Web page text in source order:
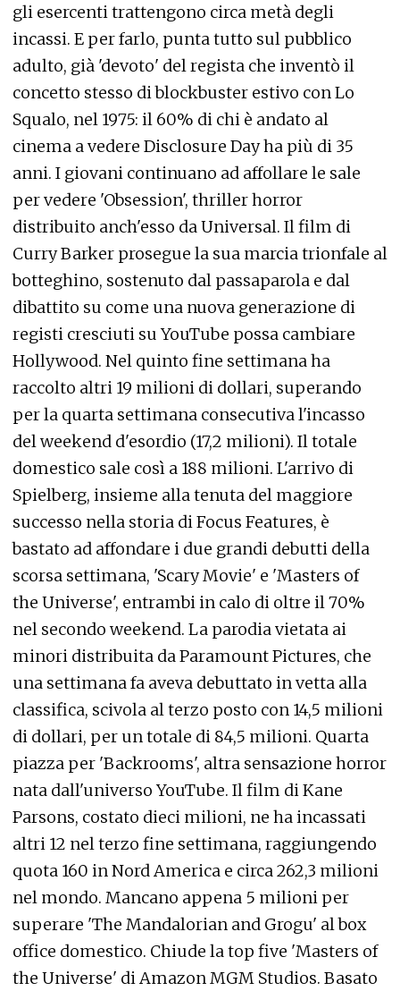
gli esercenti trattengono circa metà degli
incassi. E per farlo, punta tutto sul pubblico
adulto, già 'devoto' del regista che inventò il
concetto stesso di blockbuster estivo con Lo
Squalo, nel 1975: il 60% di chi è andato al
cinema a vedere Disclosure Day ha più di 35
anni. I giovani continuano ad affollare le sale
per vedere 'Obsession', thriller horror
distribuito anch'esso da Universal. Il film di
Curry Barker prosegue la sua marcia trionfale al
botteghino, sostenuto dal passaparola e dal
dibattito su come una nuova generazione di
registi cresciuti su YouTube possa cambiare
Hollywood. Nel quinto fine settimana ha
raccolto altri 19 milioni di dollari, superando
per la quarta settimana consecutiva l'incasso
del weekend d'esordio (17,2 milioni). Il totale
domestico sale così a 188 milioni. L'arrivo di
Spielberg, insieme alla tenuta del maggiore
successo nella storia di Focus Features, è
bastato ad affondare i due grandi debutti della
scorsa settimana, 'Scary Movie' e 'Masters of
the Universe', entrambi in calo di oltre il 70%
nel secondo weekend. La parodia vietata ai
minori distribuita da Paramount Pictures, che
una settimana fa aveva debuttato in vetta alla
classifica, scivola al terzo posto con 14,5 milioni
di dollari, per un totale di 84,5 milioni. Quarta
piazza per 'Backrooms', altra sensazione horror
nata dall'universo YouTube. Il film di Kane
Parsons, costato dieci milioni, ne ha incassati
altri 12 nel terzo fine settimana, raggiungendo
quota 160 in Nord America e circa 262,3 milioni
nel mondo. Mancano appena 5 milioni per
superare 'The Mandalorian and Grogu' al box
office domestico. Chiude la top five 'Masters of
the Universe' di Amazon MGM Studios. Basato